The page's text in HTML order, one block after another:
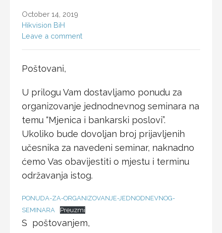
October 14, 2019
Hikvision BiH
Leave a comment
Poštovani,
U prilogu Vam dostavljamo ponudu za
organizovanje jednodnevnog seminara na
temu “Mjenica i bankarski poslovi”.
Ukoliko bude dovoljan broj prijavljenih
učesnika za navedeni seminar, naknadno
ćemo Vas obavijestiti o mjestu i terminu
održavanja istog.
PONUDA-ZA-ORGANIZOVANJE-JEDNODNEVNOG-
SEMINARA
Preuzmi
S poštovanjem,